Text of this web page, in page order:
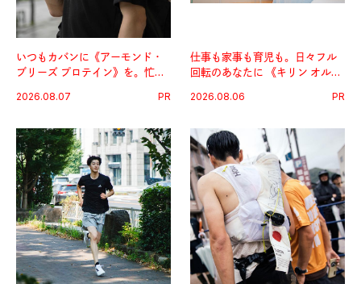
いつもカバンに《アーモンド・
ブリーズ プロテイン》を。忙し
グ習慣。
2026.08.07 PR
仕事も家事も育児も。日々フル
回転のあなたに 《キリン オルニ
2026.08.06 PR